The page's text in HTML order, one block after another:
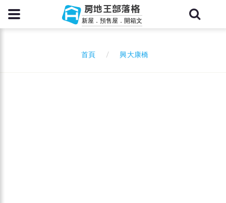
房地王部落格
新屋．預售屋．開箱文
首頁 興大康橋